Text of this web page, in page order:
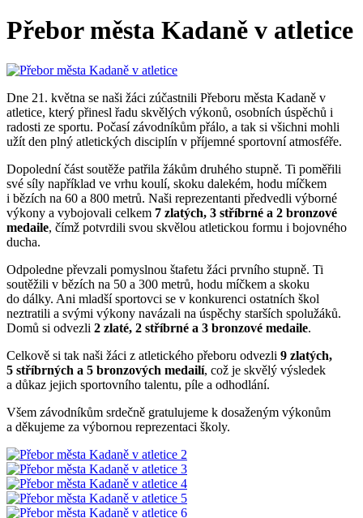
Přebor města Kadaně v atletice
Dne 21. května se naši žáci zúčastnili Přeboru města Kadaně v
atletice, který přinesl řadu skvělých výkonů, osobních úspěchů i
radosti ze sportu. Počasí závodníkům přálo, a tak si všichni mohli
užít den plný atletických disciplín v příjemné sportovní atmosféře.
Dopolední část soutěže patřila žákům druhého stupně. Ti poměřili
své síly například ve vrhu koulí, skoku dalekém, hodu míčkem
i bězích na 60 a 800 metrů. Naši reprezentanti předvedli výborné
výkony a vybojovali celkem 7 zlatých, 3 stříbrné a 2 bronzové
medaile, čímž potvrdili svou skvělou atletickou formu i bojovného
ducha.
Odpoledne převzali pomyslnou štafetu žáci prvního stupně. Ti
soutěžili v bězích na 50 a 300 metrů, hodu míčkem a skoku
do dálky. Ani mladší sportovci se v konkurenci ostatních škol
neztratili a svými výkony navázali na úspěchy starších spolužáků.
Domů si odvezli 2 zlaté, 2 stříbrné a 3 bronzové medaile.
Celkově si tak naši žáci z atletického přeboru odvezli 9 zlatých,
5 stříbrných a 5 bronzových medailí, což je skvělý výsledek
a důkaz jejich sportovního talentu, píle a odhodlání.
Všem závodníkům srdečně gratulujeme k dosaženým výkonům
a děkujeme za výbornou reprezentaci školy.